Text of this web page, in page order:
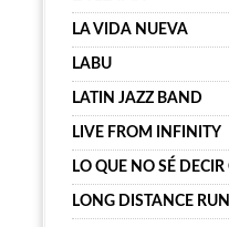
LA VIDA NUEVA
LABU
LATIN JAZZ BAND
LIVE FROM INFINITY
LO QUE NO SÉ
LONG DISTANCE